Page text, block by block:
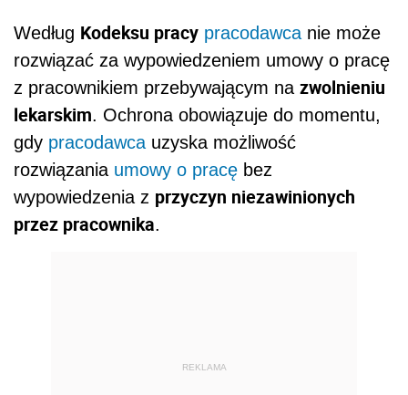
Według Kodeksu pracy pracodawca nie może
rozwiązać za wypowiedzeniem umowy o pracę
z pracownikiem przebywającym na zwolnieniu
lekarskim. Ochrona obowiązuje do momentu,
gdy pracodawca uzyska możliwość
rozwiązania umowy o pracę bez
wypowiedzenia z przyczyn niezawinionych
przez pracownika.
REKLAMA